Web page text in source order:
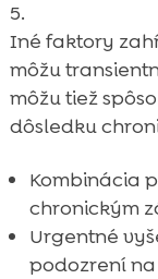
Iné faktory
môžu
môžu tiež
dôsledku
Kombinácia
chronickým
Urgentné
podozrení